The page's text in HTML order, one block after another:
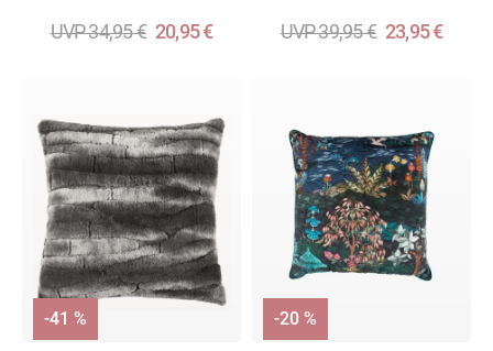
UVP 34,95 € 20,95 € UVP 39,95 € 23,95 €
-41 % -20 %